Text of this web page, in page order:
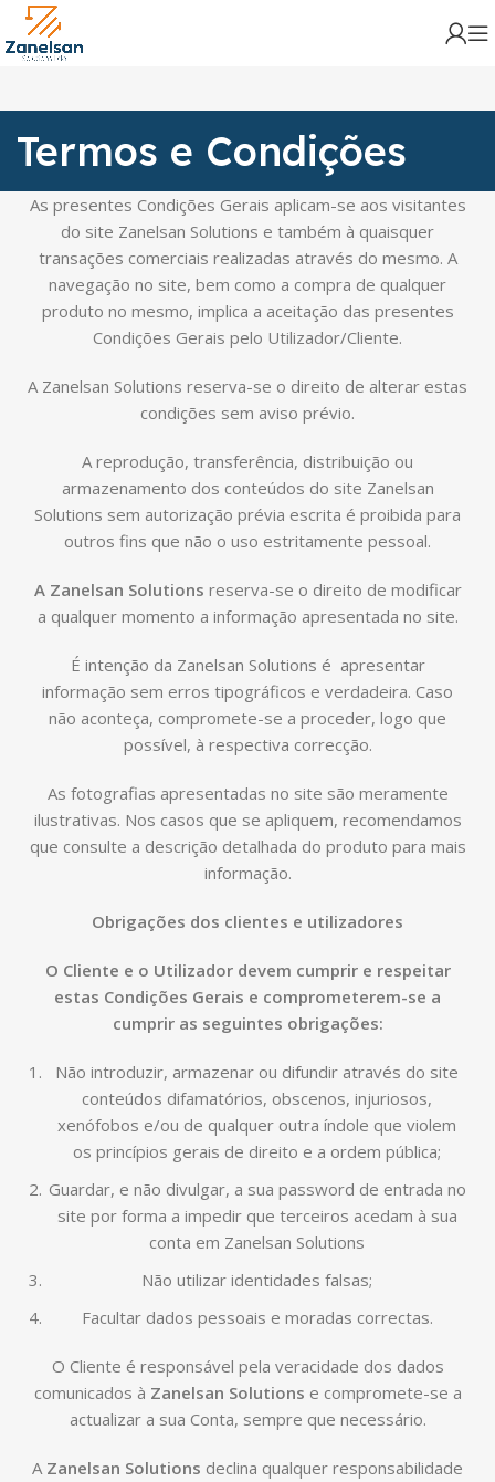
Termos e Condições
As presentes Condições Gerais aplicam-se aos visitantes
do site Zanelsan Solutions e também à quaisquer
transações comerciais realizadas através do mesmo. A
navegação no site, bem como a compra de qualquer
produto no mesmo, implica a aceitação das presentes
Condições Gerais pelo Utilizador/Cliente.
A Zanelsan Solutions reserva-se o direito de alterar estas
condições sem aviso prévio.
A reprodução, transferência, distribuição ou
armazenamento dos conteúdos do site Zanelsan
Solutions sem autorização prévia escrita é proibida para
outros fins que não o uso estritamente pessoal.
A Zanelsan Solutions reserva-se o direito de modificar
a qualquer momento a informação apresentada no site.
É intenção da Zanelsan Solutions é apresentar
informação sem erros tipográficos e verdadeira. Caso
não aconteça, compromete-se a proceder, logo que
possível, à respectiva correcção.
As fotografias apresentadas no site são meramente
ilustrativas. Nos casos que se apliquem, recomendamos
que consulte a descrição detalhada do produto para mais
informação.
Obrigações dos clientes e utilizadores
O Cliente e o Utilizador devem cumprir e respeitar
estas Condições Gerais e comprometerem-se a
cumprir as seguintes obrigações:
Não introduzir, armazenar ou difundir através do site
conteúdos difamatórios, obscenos, injuriosos,
xenófobos e/ou de qualquer outra índole que violem
os princípios gerais de direito e a ordem pública;
Guardar, e não divulgar, a sua password de entrada no
site por forma a impedir que terceiros acedam à sua
conta em Zanelsan Solutions
Não utilizar identidades falsas;
Facultar dados pessoais e moradas correctas.
O Cliente é responsável pela veracidade dos dados
comunicados à Zanelsan Solutions e compromete-se a
actualizar a sua Conta, sempre que necessário.
AZanelsan Solutions declina qualquer responsabilidade